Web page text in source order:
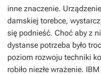
inne znaczenie.
damskiej torebce,
się podnieść. Choć aby z
dystanse potrzeba było
poziom rozwoju techniki
robiło niezłe wrażenie.